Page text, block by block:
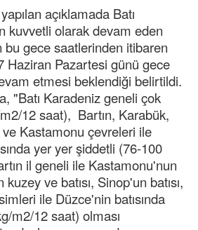
açıklamada Batı
kuvvetli olarak devam eden
bu gece saatlerinden itibaren
Haziran Pazartesi günü gece
etmesi beklendiği belirtildi.
"Batı Karadeniz geneli çok
12 saat), Bartın, Karabük,
Kastamonu çevreleri ile
yer yer şiddetli (76-100
il geneli ile Kastamonu'nun
ve batısı, Sinop'un batısı,
ile Düzce'nin batısında
m2/12 saat) olması